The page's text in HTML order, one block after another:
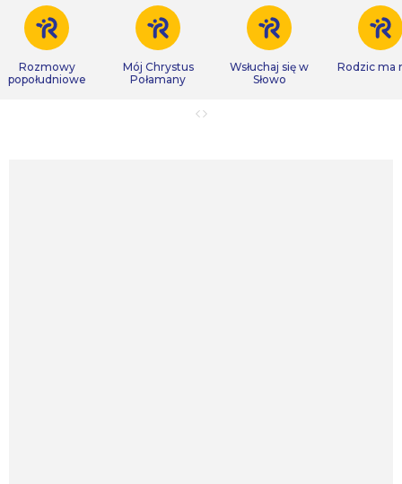
Rozmowy
popołudniowe
Mój Chrystus
Połamany
Wsłuchaj się w
Słowo
Rodzic ma